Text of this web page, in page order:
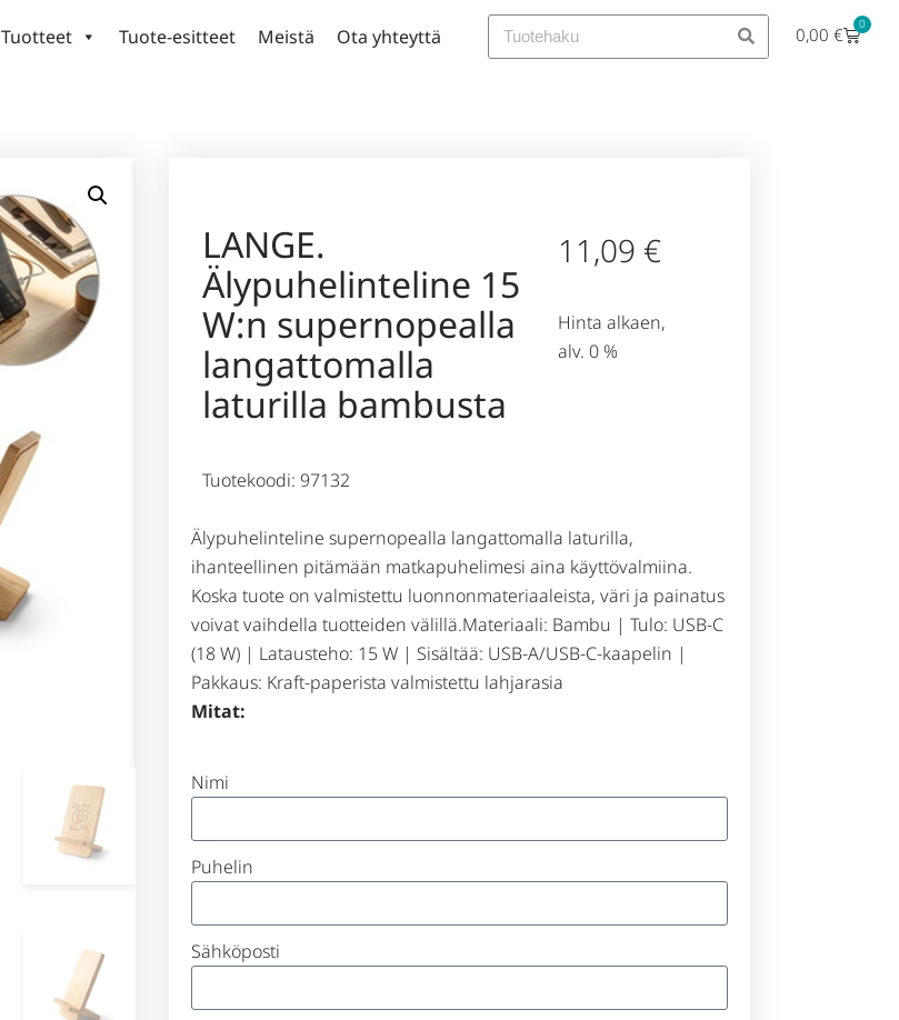
Tuotteet Tuote-esitteet Meistä Ota yhteyttä 0,00€ 0
LANGE.
Älypuhelinteline 15
W:n supernopealla
langattomalla
laturilla bambusta
Tuotekoodi: 97132
11,09 €
Hinta alkaen,
alv. 0 %
Älypuhelinteline supernopealla langattomalla laturilla,
ihanteellinen pitämään matkapuhelimesi aina käyttövalmiina.
Koska tuote on valmistettu luonnonmateriaaleista, väri ja painatus
voivat vaihdella tuotteiden välillä.Materiaali: Bambu | Tulo: USB-C
(18 W) | Latausteho: 15 W | Sisältää: USB-A/USB-C-kaapelin |
Pakkaus: Kraft-paperista valmistettu lahjarasia
Mitat:
Nimi
Puhelin
Sähköposti